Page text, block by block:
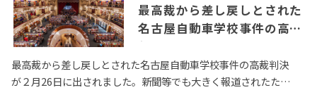
最高裁から差し戻しとされた
名古屋自動車学校事件の高裁
判決
最高裁から差し戻しとされた名古屋自動車学校事件の高裁判決
が２月26日に出されました。新聞等でも大きく報道されたた